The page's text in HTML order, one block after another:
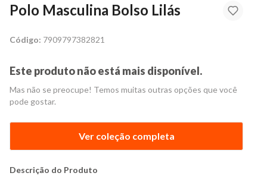
Polo Masculina Bolso Lilás
Código: 7909797382821
Este produto não está mais disponível.
Mas não se preocupe! Temos muitas outras opções que você
pode gostar.
Ver coleção completa
Descrição do Produto